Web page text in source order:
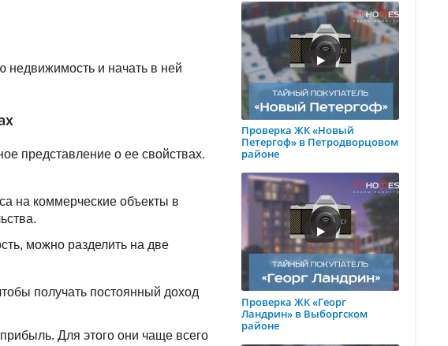
недвижимость и начать в ней
представление о ее свойствах.
на коммерческие объекты в
можно разделить на две
получать постоянный доход
Для этого они чаще всего
Проверка ЖК «Новый
Петергоф» в Петродворцовом
районе
Проверка ЖК «Георг
Ландрин» в Выборгском
районе